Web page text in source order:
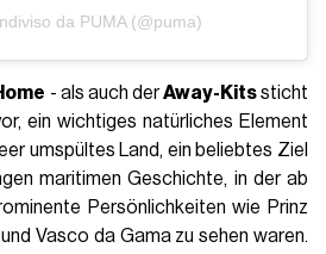
da PUMA (@puma)
- als auch derAway-Kitssticht
ein wichtiges natürliches Element
umspültes Land, ein beliebtes Ziel
maritimen Geschichte, in der ab
Persönlichkeiten wie Prinz
Vasco daGama zu sehen waren.